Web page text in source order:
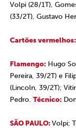
Volpi (28/1T),
(33/2T), Gustavo
Cartões vermelhos:
Flamengo: Hugo
Pereira, 39/2T) e
(Lincoln, 39/2T);
Pedro. Técnico:
SÃO PAULO:Volpi;